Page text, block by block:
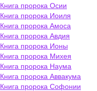
Книга пророка Осии
Книга пророка Иоиля
Книга пророка Амоса
Книга пророка Авдия
Книга пророка Ионы
Книга пророка Михея
Книга пророка Наума
Книга пророка Аввакума
Книга пророка Софонии